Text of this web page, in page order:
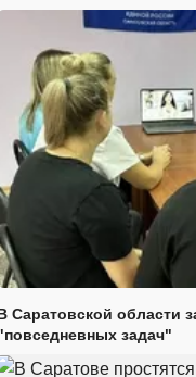
Саратовской области
задач"